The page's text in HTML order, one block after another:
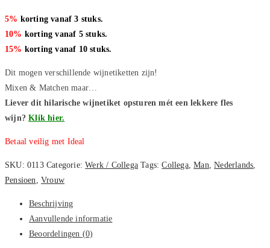
5% korting vanaf 3 stuks.
10% korting vanaf 5 stuks.
15% korting vanaf 10 stuks.
Dit mogen verschillende wijnetiketten zijn!
Mixen & Matchen maar…
Liever dit hilarische wijnetiket opsturen mét een lekkere fles
wijn? Klik hier.
Betaal veilig met Ideal
SKU: 0113 Categorie:Werk / Collega Tags:Collega,Man ,Nederlands
Pensioen
,Vrouw
Beschrijving
Aanvullende informatie
Beoordelingen (0)